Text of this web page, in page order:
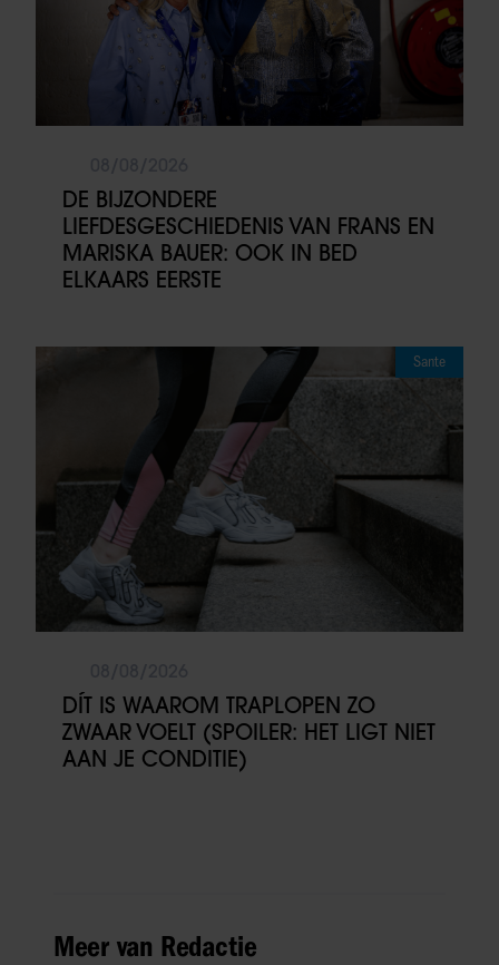
DE BIJZONDERE
LIEFDESGESCHIEDENIS VAN FRANS EN
MARISKA BAUER: OOK IN BED
ELKAARS EERSTE
Sante
DÍT IS WAAROM TRAPLOPEN ZO
ZWAAR VOELT (SPOILER: HET LIGT NIET
AAN JE CONDITIE)
Meer van Redactie